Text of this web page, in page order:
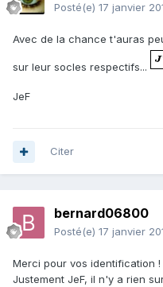
Posté(e) 17 janvier
Avec de la chance t'auras
sur leur socles respectifs...
JeF
Citer
bernard06800
Posté(e) 17 janvier
Merci pour vos identification !
Justement JeF, il n'y a rien